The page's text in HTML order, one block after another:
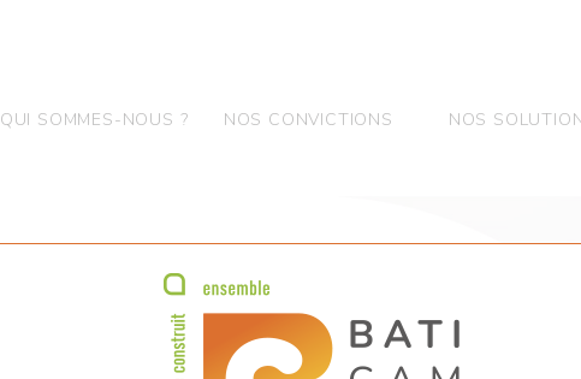
QUI SOMMES-NOUS ? NOS CONVICTIONS NOS
ACCUEIL> QUI SOMMES-NOUS ?>
LES ENTREPRISES
ADHÉRENTES